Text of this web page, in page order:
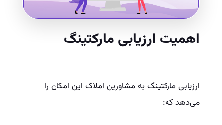
اهمیت ارزیابی مارکتینگ
ارزیابی مارکتینگ به مشاورین املاک این امکان را
می‌دهد که: